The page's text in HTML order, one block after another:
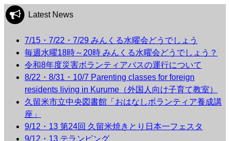
Latest News
7/15・7/22・7/29 みんくる水曜会どうでしょう
毎週水曜18時～20時 みんくる水曜会どうでしょう？
令和8年度災害ボランティアバスの運行について
8/22・8/31・10/7 Parenting classes for foreign
residents living in Kurume（外国人向け子育て教室）
久留米市立中央図書館「おはなしボランティア養成講
座」
9/12・13 第24回 久留米焼きとり日本一フェスタ
9/12・13 テランピング